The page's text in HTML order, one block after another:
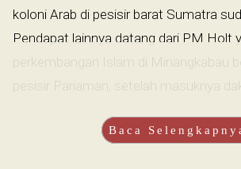
koloni Arab di pesisir barat Sumatra
Pendapat lainnya datang dari PM Holt
perkembangan Islam di Minangkabau
pesisir Pariaman, setelah masuknya
Baca